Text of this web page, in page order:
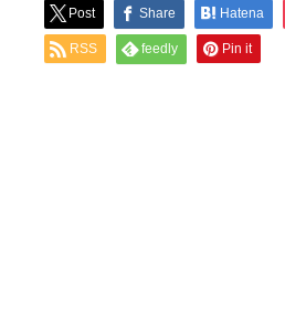
Post Share Hatena
RSS feedly Pin it